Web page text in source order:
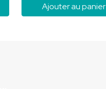
Ajouter au panier